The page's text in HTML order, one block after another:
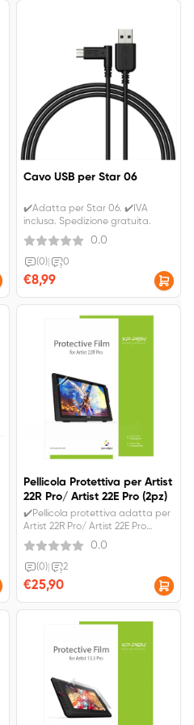
Cavo USB per Star 06
✔️Adatta per Star 06. ✔️IVA
inclusa. Spedizione gratuita.
0.0
(0) 0
€8,99
Pellicola Protettiva per Artist
22R Pro/ Artist 22E Pro (2pz)
✔️Pellicola protettiva adatta per
Artist 22R Pro/ Artist 22E Pro
(2pz).✔️Anti-radiazione e
abbagliamento e sottile, liscio e
resistente.
0.0
(0) 2
€25,90